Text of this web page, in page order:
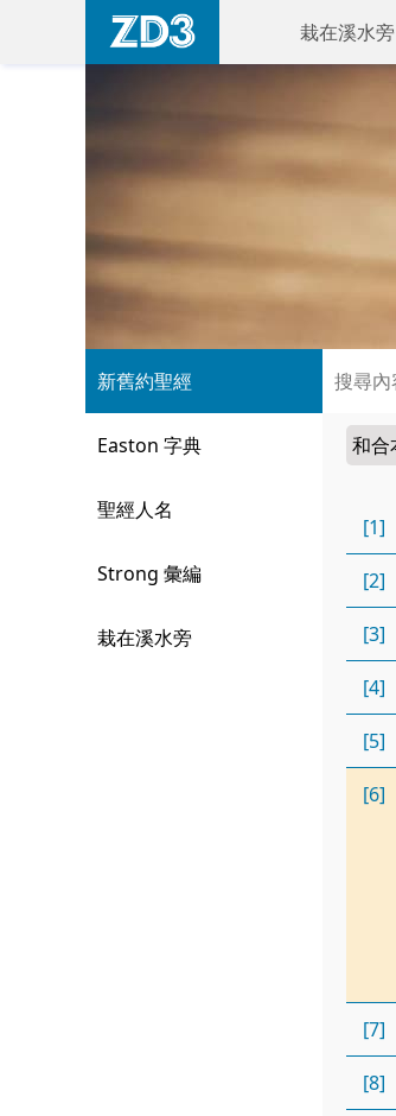
栽在溪水旁
新舊約聖經
Easton 字典
聖經人名
Strong 彙編
栽在溪水旁
[1]
[2]
[3]
[4]
[5]
[6]
[7]
[8]